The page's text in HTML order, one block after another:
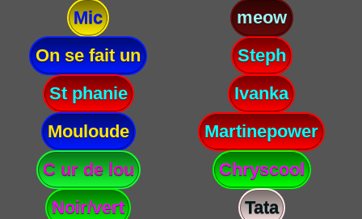
Mic
meow
On se fait un
Steph
St phanie
Ivanka
Mouloude
Martinepower
C ur de lou
Chryscool
Noir/vert
Tata